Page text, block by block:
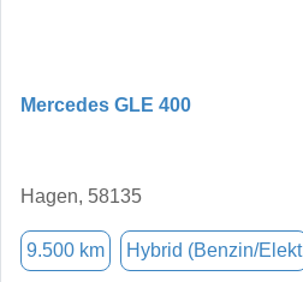
Mercedes GLE 400
Hagen, 58135
9.500 km Hybrid (Benzin/Elekt